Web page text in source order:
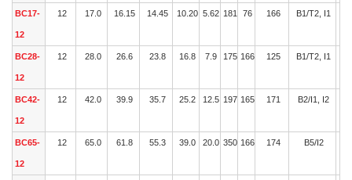
BC17-
12
12 17.0 16.15 14.45 10.20 5.62 181 76 166 B1/T2, I1
BC28-
12
12 28.0 26.6 23.8 16.8 7.9 175 166 125 B1/T2, I1
BC42-
12
12 42.0 39.9 35.7 25.2 12.5 197 165 171 B2/I1, I2
BC65-
12
12 65.0 61.8 55.3 39.0 20.0 350 166 174 B5/I2